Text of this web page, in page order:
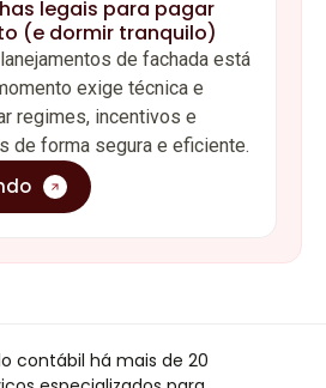
legais para pagar
(e dormir tranquilo)
de fachada está
exige técnica e
regimes, incentivos e
de forma segura e eficiente.
contábil há mais de 20